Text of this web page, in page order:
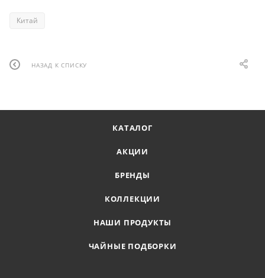
Китай
НАЗАД К СПИСКУ
КАТАЛОГ
АКЦИИ
БРЕНДЫ
КОЛЛЕКЦИИ
НАШИ ПРОДУКТЫ
ЧАЙНЫЕ ПОДБОРКИ